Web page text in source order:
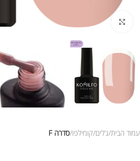
לחץ להגדלת התמונה
עמוד הבית ג’לים קומילפו סדרה F